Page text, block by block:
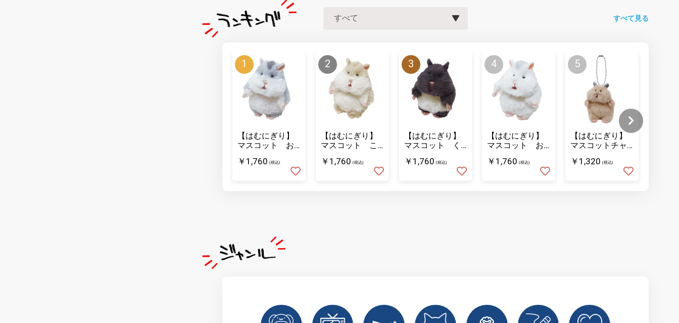
すべて見る
【はむにぎり】
マスコット お
￥1,760 (税込)
【はむにぎり】
マスコット こ
￥1,760 (税込)
【はむにぎり】
マスコット く
￥1,760 (税込)
【はむにぎり】
マスコット お
￥1,760 (税込)
【はむにぎり】
マスコットチャ
￥1,320 (税込)